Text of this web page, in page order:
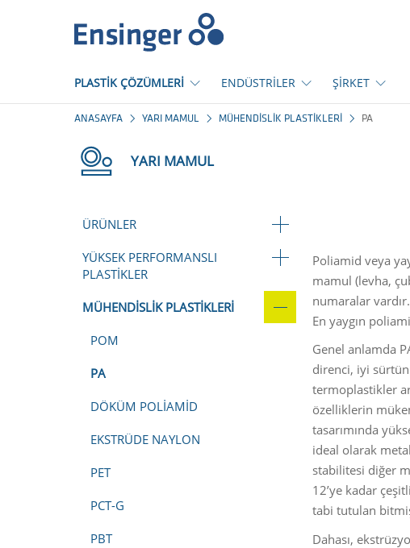
PLASTİK ÇÖZÜMLERİ ENDÜSTRİLER ŞİRKET
ANASAYFA YARI MAMUL MÜHENDISLIK PLASTIKLERI PA
YARI MAMUL
ÜRÜNLER
YÜKSEK PERFORMANSLI
PLASTIKLER
MÜHENDISLIK PLASTIKLERI
POM
PA
DÖKÜM POLIAMID
EKSTRÜDE NAYLON
PET
PCT-G
PBT
Poliamid veya
mamul (levha,
numaralar
En yaygın
Genel anlamda
direnci, iyi
termoplastikler
özelliklerin
tasarımında
ideal olarak
stabilitesi diğer
12’ye kadar
tabi tutulan
Dahası,